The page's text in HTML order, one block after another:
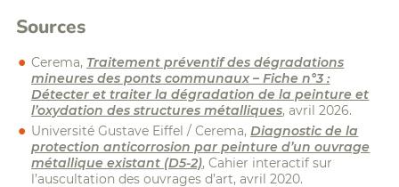
Sources
Cerema, Traitement préventif des dégradations
mineures des ponts communaux – Fiche n°3 :
Détecter et traiter la dégradation de la peinture et
l’oxydation des structures métalliques, avril 2026.
Université Gustave Eiffel / Cerema, Diagnostic de la
protection anticorrosion par peinture d’un ouvrage
métallique existant (D5-2), Cahier interactif sur
l’auscultation des ouvrages d’art, avril 2020.